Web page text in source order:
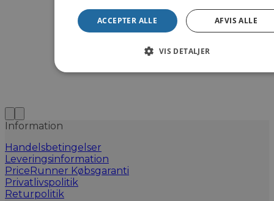
,-
Boremaskine
3-pak
99 ,- 195,-
Information
Handelsbetingelser
Leveringsinformation
PriceRunner Købsgaranti
Privatlivspolitik
Returpolitik
ACCEPTER ALLE AFVIS ALLE
VIS DETALJER